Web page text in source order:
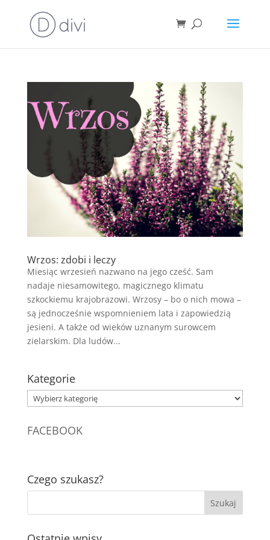
Wrzos: zdobi i leczy
Miesiąc wrzesień nazwano na jego cześć. Sam
nadaje niesamowitego, magicznego klimatu
szkockiemu krajobrazowi. Wrzosy – bo o nich mowa –
są jednocześnie wspomnieniem lata i zapowiedzią
jesieni. A także od wieków uznanym surowcem
zielarskim. Dla ludów...
Kategorie
Kategorie
FACEBOOK
Czego szukasz?